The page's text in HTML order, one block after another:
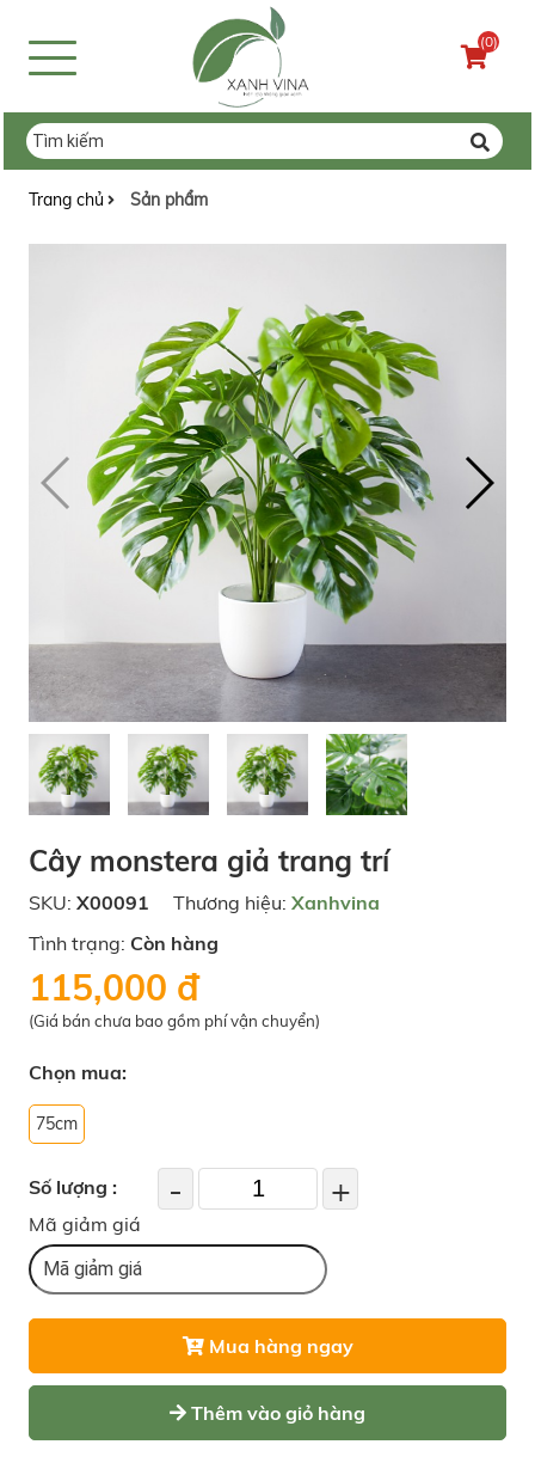
(0)
Trang chủ Sản phẩm
Cây monstera giả trang trí
SKU: X00091 Thương hiệu: Xanhvina
Tình trạng: Còn hàng
115,000 đ
(Giá bán chưa bao gồm phí vận chuyển)
Chọn mua:
75cm
Số lượng : - +
Mã giảm giá
Mua hàng ngay
Thêm vào giỏ hàng